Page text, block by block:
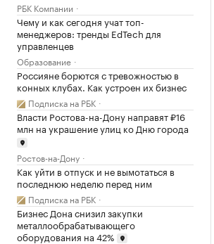
РБК Компании
Чему и как сегодня учат топ-
менеджеров: тренды EdTech для
управленцев
Образование
Россияне борются с тревожностью в
конных клубах. Как устроен их бизнес
Подписка на РБК
Власти Ростова-на-Дону направят ₽16
млн на украшение улиц ко Дню города
Ростов-на-Дону
Как уйти в отпуск и не вымотаться в
последнюю неделю перед ним
Подписка на РБК
Бизнес Дона снизил закупки
металлообрабатывающего
оборудования на 42%